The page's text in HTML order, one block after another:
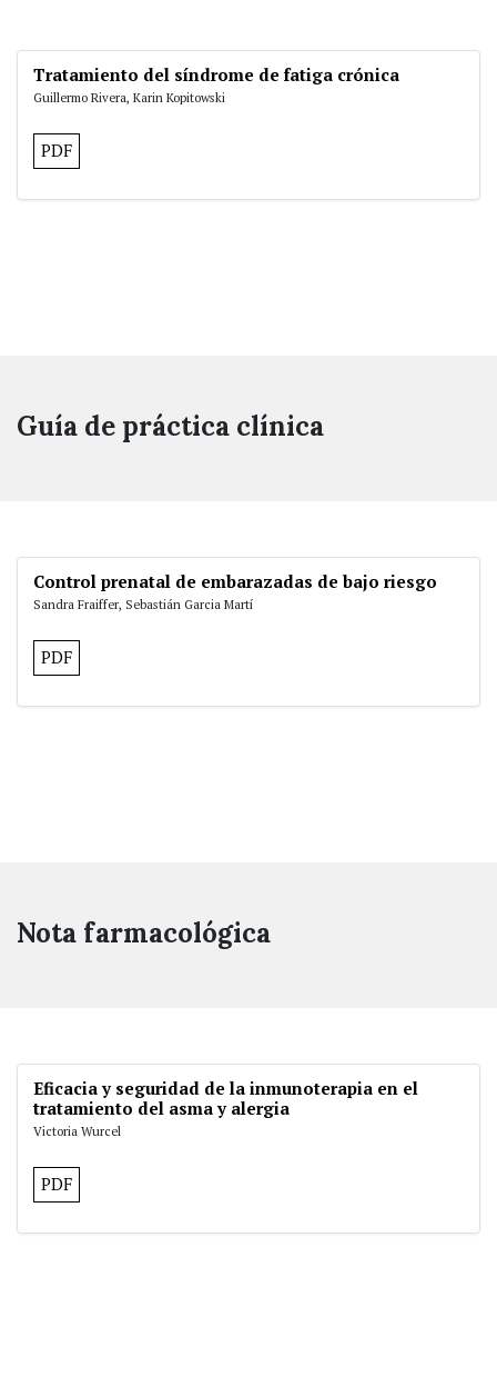
Tratamiento del síndrome de fatiga crónica
Guillermo Rivera, Karin Kopitowski
PDF
Guía de práctica clínica
Control prenatal de embarazadas de bajo riesgo
Sandra Fraiffer, Sebastián Garcia Martí
PDF
Nota farmacológica
Eficacia y seguridad de la inmunoterapia en el
tratamiento del asma y alergia
Victoria Wurcel
PDF